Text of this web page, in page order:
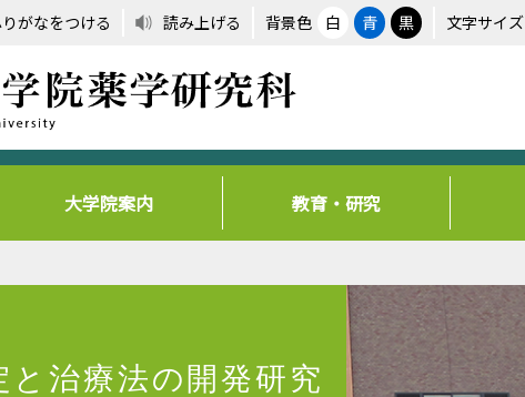
がなをつける 読み上げる 背景色 白 青 黒 文字サイズ
大学院案内 教育・研究
治療法の開発研究